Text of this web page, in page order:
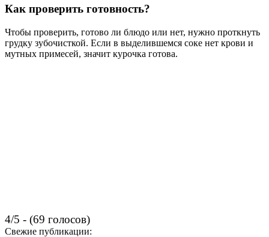
Как проверить готовность?
Чтобы проверить, готово ли блюдо или нет, нужно проткнуть
грудку зубочисткой. Если в выделившемся соке нет крови и
мутных примесей, значит курочка готова.
4/5 - (69 голосов)
Свежие публикации: